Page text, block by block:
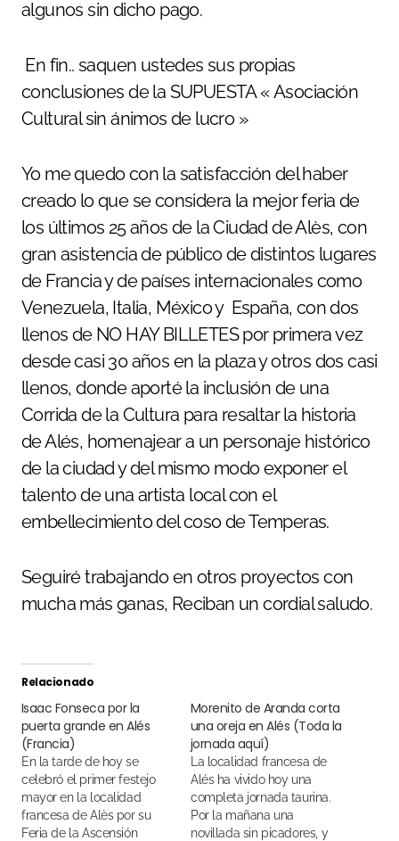
algunos sin dicho pago.
En fin.. saquen ustedes sus propias
conclusiones de la SUPUESTA « Asociación
Cultural sin ánimos de lucro »
Yo me quedo con la satisfacción del haber
creado lo que se considera la mejor feria de
los últimos 25 años de la Ciudad de Alès, con
gran asistencia de público de distintos lugares
de Francia y de países internacionales como
Venezuela, Italia, México y España, con dos
llenos de NO HAY BILLETES por primera vez
desde casi 30 años en la plaza y otros dos casi
llenos, donde aporté la inclusión de una
Corrida de la Cultura para resaltar la historia
de Alés, homenajear a un personaje histórico
de la ciudad y del mismo modo exponer el
talento de una artista local con el
embellecimiento del coso de Temperas.
Seguiré trabajando en otros proyectos con
mucha más ganas, Reciban un cordial saludo.
Relacionado
Isaac Fonseca por la
puerta grande en Alés
(Francia)
En la tarde de hoy se
celebró el primer festejo
mayor en la localidad
francesa de Alès por su
Feria de la Ascensión
Morenito de Aranda corta
una oreja en Alés (Toda la
jornada aquí)
Alés ha vivido hoy una
completa jornada taurina.
Por la mañana una
novillada sin picadores, y